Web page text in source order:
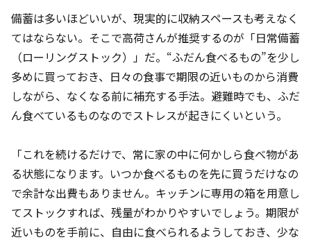
備蓄は多いほどいいが、現実的に収納スペースも考えなく
てはならない。そこで高荷さんが推奨するのが「日常備蓄
（ローリングストック）」だ。“ふだん食べるもの”を少し
多めに買っておき、日々の食事で期限の近いものから消費
しながら、なくなる前に補充する手法。避難時でも、ふだ
ん食べているものなのでストレスが起きにくいという。
「これを続けるだけで、常に家の中に何かしら食べ物があ
る状態になります。いつか食べるものを先に買うだけなの
で余計な出費もありません。キッチンに専用の箱を用意し
てストックすれば、残量がわかりやすいでしょう。期限が
近いものを手前に、自由に食べられるようしておき、少な